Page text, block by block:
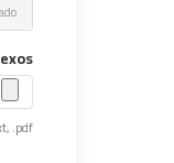
.pdf